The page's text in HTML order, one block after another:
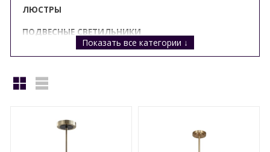
ЛЮСТРЫ
ПОДВЕСНЫЕ СВЕТИЛЬНИКИ
БРА И НАСТЕННОЕ ОСВЕЩЕНИЕ
НАСТОЛЬНЫЕ ЛАМПЫ
Показать все категории ↓